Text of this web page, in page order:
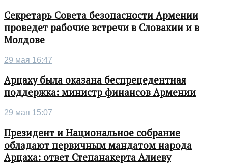
Секретарь Совета безопасности Армении
проведет рабочие встречи в Словакии и в
Молдове
29 мая 16:47
Арцаху была оказана беспрецедентная
поддержка: министр финансов Армении
29 мая 15:07
Президент и Национальное собрание
обладают первичным мандатом народа
Арцаха: ответ Степанакерта Алиеву